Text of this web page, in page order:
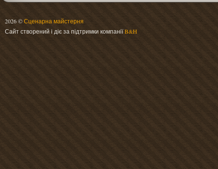
2026 ©Сценарна майстерня
Сайт створений і діє за підтримки компаніїB&H